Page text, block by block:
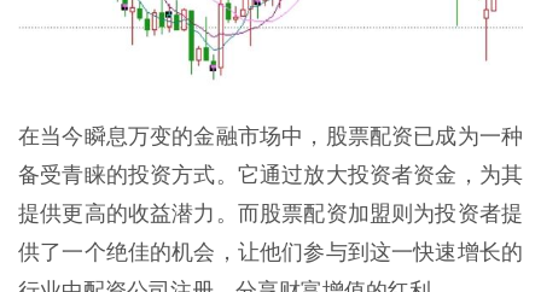
在当今瞬息万变的金融市场中，股票配资已成为一种
备受青睐的投资方式。它通过放大投资者资金，为其
提供更高的收益潜力。而股票配资加盟则为投资者提
供了一个绝佳的机会，让他们参与到这一快速增长的